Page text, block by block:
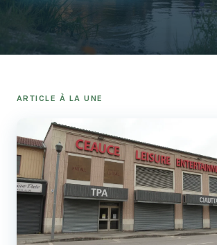
ARTICLE À LA UNE